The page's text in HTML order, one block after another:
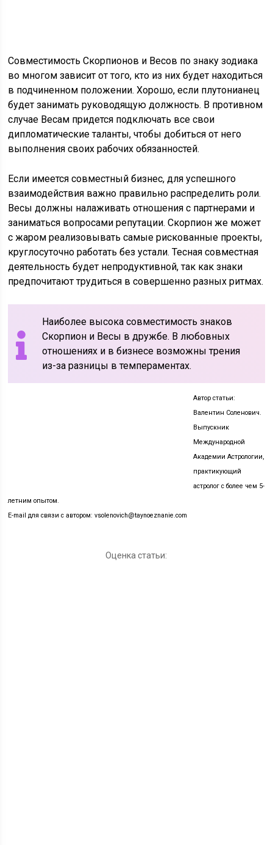
Совместимость Скорпионов и Весов по знаку зодиака
во многом зависит от того, кто из них будет находиться
в подчиненном положении. Хорошо, если плутонианец
будет занимать руководящую должность. В противном
случае Весам придется подключать все свои
дипломатические таланты, чтобы добиться от него
выполнения своих рабочих обязанностей.
Если имеется совместный бизнес, для успешного
взаимодействия важно правильно распределить роли.
Весы должны налаживать отношения с партнерами и
заниматься вопросами репутации. Скорпион же может
с жаром реализовывать самые рискованные проекты,
круглосуточно работать без устали. Тесная совместная
деятельность будет непродуктивной, так как знаки
предпочитают трудиться в совершенно разных ритмах.
Наиболее высока совместимость знаков
Скорпион и Весы в дружбе. В любовных
отношениях и в бизнесе возможны трения
из-за разницы в темпераментах.
Автор статьи:
Валентин Соленович.
Выпускник
Международной
Академии Астрологии,
практикующий
астролог с более чем 5-
летним опытом.
E-mail для связи с автором: vsolenovich@taynoeznanie.com
Оценка статьи: